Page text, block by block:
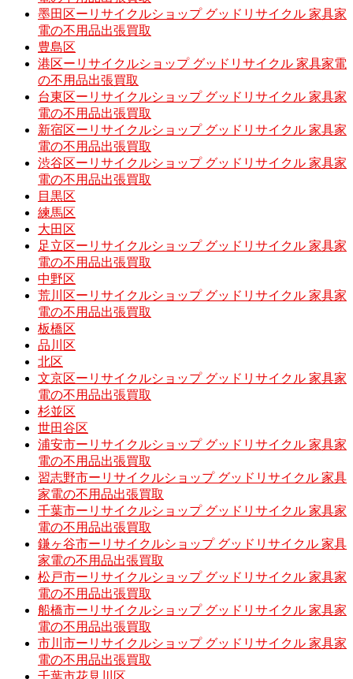
墨田区ーリサイクルショップ グッドリサイクル 家具家
電の不用品出張買取
豊島区
港区ーリサイクルショップ グッドリサイクル 家具家電
の不用品出張買取
台東区ーリサイクルショップ グッドリサイクル 家具家
電の不用品出張買取
新宿区ーリサイクルショップ グッドリサイクル 家具家
電の不用品出張買取
渋谷区ーリサイクルショップ グッドリサイクル 家具家
電の不用品出張買取
目黒区
練馬区
大田区
足立区ーリサイクルショップ グッドリサイクル 家具家
電の不用品出張買取
中野区
荒川区ーリサイクルショップ グッドリサイクル 家具家
電の不用品出張買取
板橋区
品川区
北区
文京区ーリサイクルショップ グッドリサイクル 家具家
電の不用品出張買取
杉並区
世田谷区
浦安市ーリサイクルショップ グッドリサイクル 家具家
電の不用品出張買取
習志野市ーリサイクルショップ グッドリサイクル 家具
家電の不用品出張買取
千葉市ーリサイクルショップ グッドリサイクル 家具家
電の不用品出張買取
鎌ヶ谷市ーリサイクルショップ グッドリサイクル 家具
家電の不用品出張買取
松戸市ーリサイクルショップ グッドリサイクル 家具家
電の不用品出張買取
船橋市ーリサイクルショップ グッドリサイクル 家具家
電の不用品出張買取
市川市ーリサイクルショップ グッドリサイクル 家具家
電の不用品出張買取